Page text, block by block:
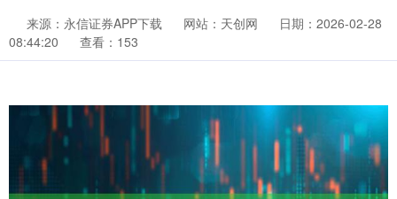
来源：永信证券APP下载 网站：天创网
日期：2026-02-28
08:44:20
查看：153